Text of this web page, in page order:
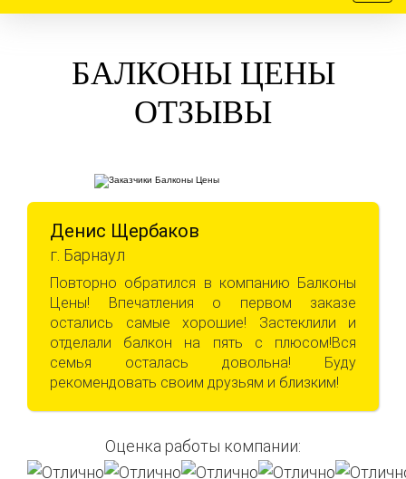
БАЛКОНЫ ЦЕНЫ
ОТЗЫВЫ
Денис Щербаков
г. Барнаул
Повторно обратился в компанию Балконы
Цены! Впечатления о первом заказе
остались самые хорошие! Застеклили и
отделали балкон на пять с плюсом!Вся
семья осталась довольна! Буду
рекомендовать своим друзьям и близким!
Оценка работы компании: